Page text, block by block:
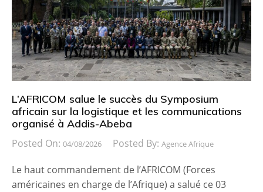
L’AFRICOM salue le succès du Symposium
africain sur la logistique et les communications
organisé à Addis-Abeba
Posted On: 04/08/2026 Posted By: Agence Afrique
Le haut commandement de l’AFRICOM (Forces
américaines en charge de l’Afrique) a salué ce 03